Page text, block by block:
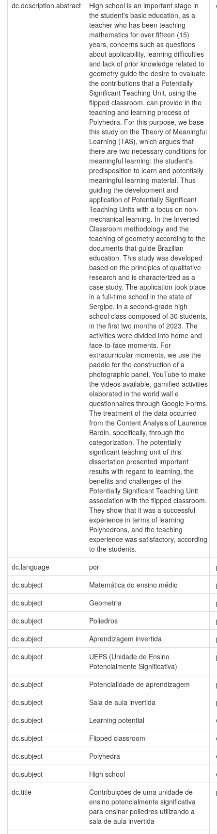
dc.description.abstract
High school is an important stage in
the student's basic education, as a
teacher who has been teaching
mathematics for over fifteen (15)
years, concerns such as questions
about applicability, learning difficulties
and lack of prior knowledge related to
geometry guide the desire to evaluate
the contributions that a Potentially
Significant Teaching Unit, using the
flipped classroom, can provide in the
teaching and learning process of
Polyhedra. For this purpose, we base
this study on the Theory of Meaningful
Learning (TAS), which argues that
there are two necessary conditions for
meaningful learning: the student's
predisposition to learn and potentially
meaningful learning material. Thus
guiding the development and
application of Potentially Significant
Teaching Units with a focus on non-
mechanical learning. In the Inverted
Classroom methodology and the
teaching of geometry according to the
documents that guide Brazilian
education. This study was developed
based on the principles of qualitative
research and is characterized as a
case study. The application took place
in a full-time school in the state of
Sergipe, in a second-grade high
school class composed of 30 students,
in the first two months of 2023. The
activities were divided into home and
face-to-face moments. For
extracurricular moments, we use the
paddle for the construction of a
photographic panel, YouTube to make
the videos available, gamified activities
elaborated in the world wall e
questionnaires through Google Forms.
The treatment of the data occurred
from the Content Analysis of Laurence
Bardin, specifically, through the
categorization. The potentially
significant teaching unit of this
dissertation presented important
results with regard to learning, the
benefits and challenges of the
Potentially Significant Teaching Unit
association with the flipped classroom.
They show that it was a successful
experience in terms of learning
Polyhedrons, and the teaching
experience was satisfactory, according
to the students.
dc.language por
dc.subject
Matemática do ensino médio
dc.subject
Geometria
dc.subject
Poliedros
dc.subject
Aprendizagem invertida
dc.subject
UEPS (Unidade de Ensino
Potencialmente Significativa)
dc.subject Potencialidade de aprendizagem
dc.subject
Sala de aula invertida
dc.subject
Learning potential
dc.subject
Flipped classroom
dc.subject
Polyhedra
dc.subject
High school
dc.title
Contribuições de uma unidade de
ensino potencialmente significativa
para ensinar poliedros utilizando a
sala de aula invertida